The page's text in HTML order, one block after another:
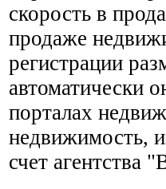
скорость в
продаже
регистрации
автоматически
порталах
недвижимость,
счет